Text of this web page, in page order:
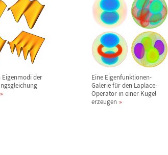
Eigenmodi der
Eine Eigenfunktionen-
Galerie für den Laplace-
Operator in einer Kugel
erzeugen